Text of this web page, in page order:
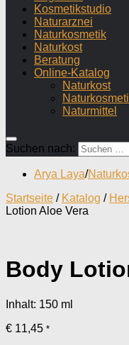
Kosmetikstudio
Naturarznei
Naturkosmetik
Naturkost
Beratung
Online-Katalog
Naturkost
Naturmittel
Suchen nach:
Arya Laya/
Startseite / Katalog /
Lotion Aloe Vera
Body
Inhalt: 150 ml
€ 11,45 *